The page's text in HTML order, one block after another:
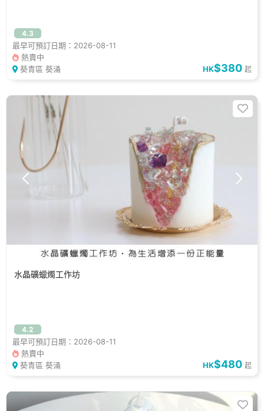
4.3
最早可預訂日期：2026-08-11
熱賣中
葵青區 葵涌
HK$380 起
水晶礦蠟燭工作坊
4.2
最早可預訂日期：2026-08-11
熱賣中
葵青區 葵涌
HK$480 起